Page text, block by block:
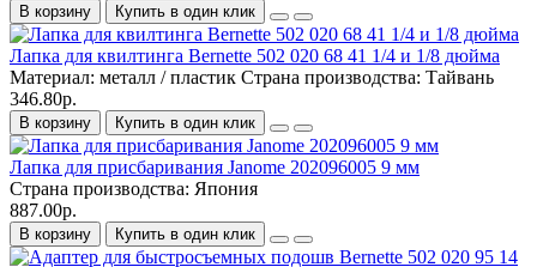
В корзину Купить в один клик
Лапка для квилтинга Bernette 502 020 68 41 1/4 и 1/8 дюйма
Материал: металл / пластик Страна производства: Тайвань
346.80р.
В корзину Купить в один клик
Лапка для присбаривания Janome 202096005 9 мм
Страна производства: Япония
887.00р.
В корзину Купить в один клик